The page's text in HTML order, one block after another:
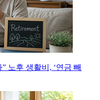
노후 생활비, ‘연금 빼